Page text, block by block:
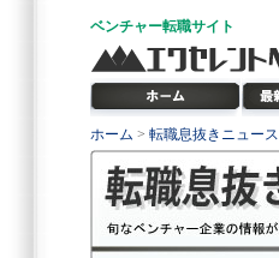
ベンチャー転職サイト
ホーム > 転職息抜きニュース